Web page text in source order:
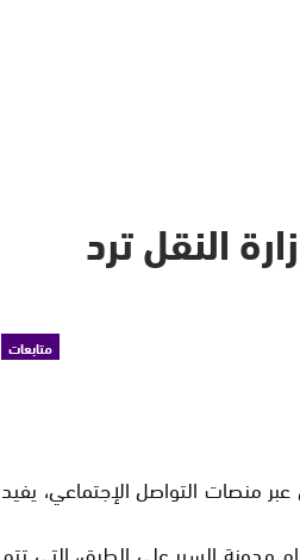
النقل ترد
متابعات
منصات التواصل الإجتماعي، يفيد
مدونة السير على الطرق، التي تتم